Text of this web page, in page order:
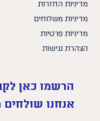
מדיניות החזרות
מדיניות משלוחים
מדיניות פרטיות
הצהרת נגישות
הרשמו כאן
אנחנו שולחים